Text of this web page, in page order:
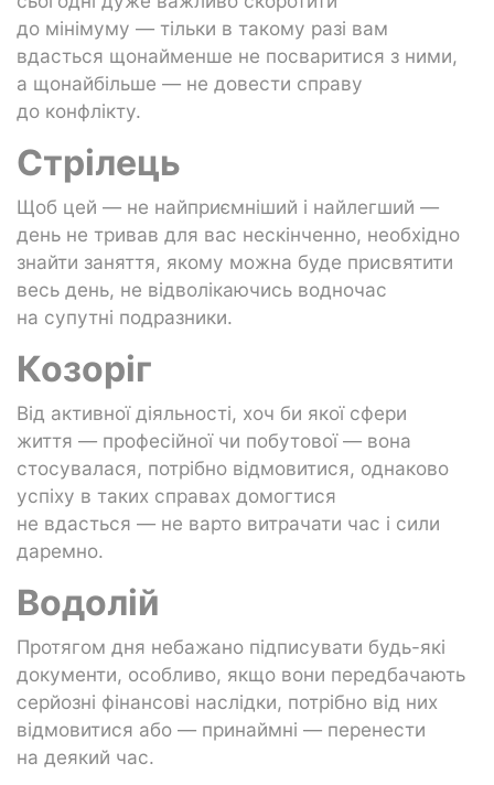
до мінімуму — тільки в такому разі вам
вдасться щонайменше не посваритися з ними,
а щонайбільше — не довести справу
до конфлікту.
Стрілець
Щоб цей — не найприємніший і найлегший —
день не тривав для вас нескінченно, необхідно
знайти заняття, якому можна буде присвятити
весь день, не відволікаючись водночас
на супутні подразники.
Козоріг
Від активної діяльності, хоч би якої сфери
життя — професійної чи побутової — вона
стосувалася, потрібно відмовитися, однаково
успіху в таких справах домогтися
не вдасться — не варто витрачати час і сили
даремно.
Водолій
Протягом дня небажано підписувати будь-які
документи, особливо, якщо вони передбачають
серйозні фінансові наслідки, потрібно від них
відмовитися або — принаймні — перенести
на деякий час.